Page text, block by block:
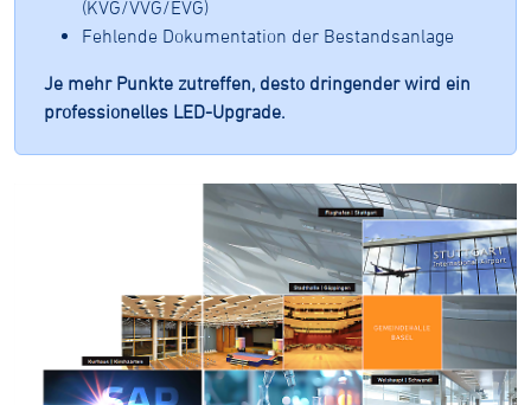
(KVG/VVG/EVG)
Fehlende Dokumentation der Bestandsanlage
Je mehr Punkte zutreffen, desto dringender wird ein
professionelles LED-Upgrade.